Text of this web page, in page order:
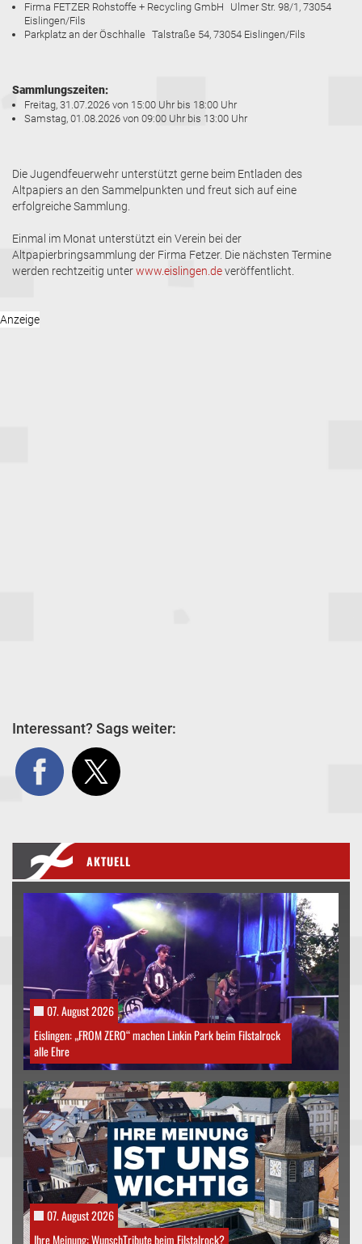
Firma FETZER Rohstoffe + Recycling GmbH Ulmer Str. 98/1, 73054
Eislingen/Fils
Parkplatz an der Öschhalle Talstraße 54, 73054 Eislingen/Fils
Sammlungszeiten:
Freitag, 31.07.2026 von 15:00 Uhr bis 18:00 Uhr
Samstag, 01.08.2026 von 09:00 Uhr bis 13:00 Uhr
Die Jugendfeuerwehr unterstützt gerne beim Entladen des
Altpapiers an den Sammelpunkten und freut sich auf eine
erfolgreiche Sammlung.
Einmal im Monat unterstützt ein Verein bei der
Altpapierbringsammlung der Firma Fetzer. Die nächsten Termine
werden rechtzeitig unterwww.eislingen.deveröffentlicht.
Interessant? Sags weiter:
AKTUELL
07. August 2026
Eislingen: „FROM ZERO“ machen Linkin Park beim Filstalrock
alle Ehre
07. August 2026
Ihre Meinung: WunschTribute beim Filstalrock?